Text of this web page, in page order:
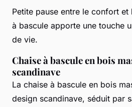
Petite pause entre le confort et
à bascule apporte une touche
de vie.
Chaise à bascule en bois
scandinave
La chaise à bascule en bois
design scandinave, séduit par